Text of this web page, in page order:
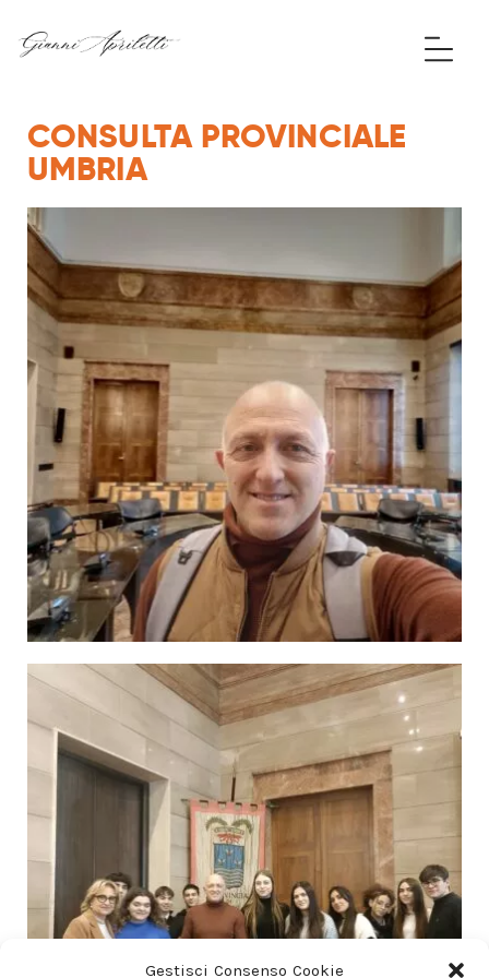
Gestisci Consenso Cookie
CONSULTA PROVINCIALE
UMBRIA